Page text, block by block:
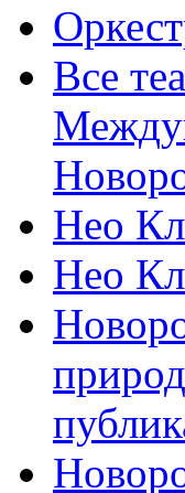
Все
Нео
Нео